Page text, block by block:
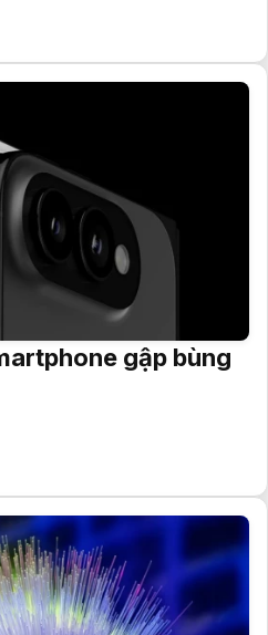
gập bùng